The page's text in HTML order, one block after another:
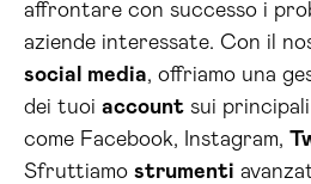
affrontare con successo i
aziende interessate. Con il
social media, offriamo una
dei tuoi account sui principali
come Facebook, Instagram,
Sfruttiamo strumenti